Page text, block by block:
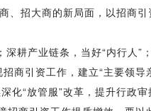
、招大商的新局面，以招商
耕产业链条，当好“内行人”
商引资工作，建立“主要领
化“放管服”改革，提升行政